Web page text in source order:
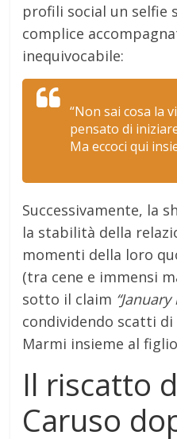
profili social un selfie
complice
inequivocabile:
“Non sai cosa la
pensato di
Ma eccoci qui
Successivamente, la
la stabilità della
momenti della loro
(tra cene e immensi
sotto il claim
condividendo scatti
Marmi insieme al
Il riscatto
Caruso